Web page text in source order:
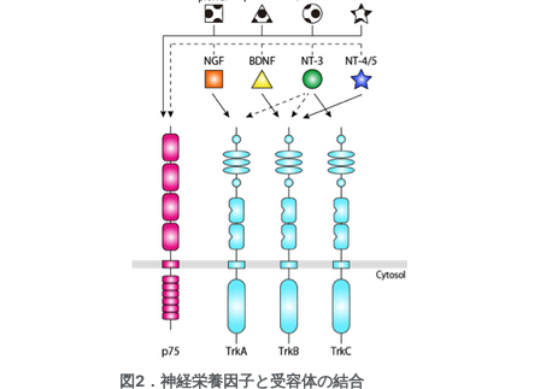
図2．神経栄養因子と受容体の結合